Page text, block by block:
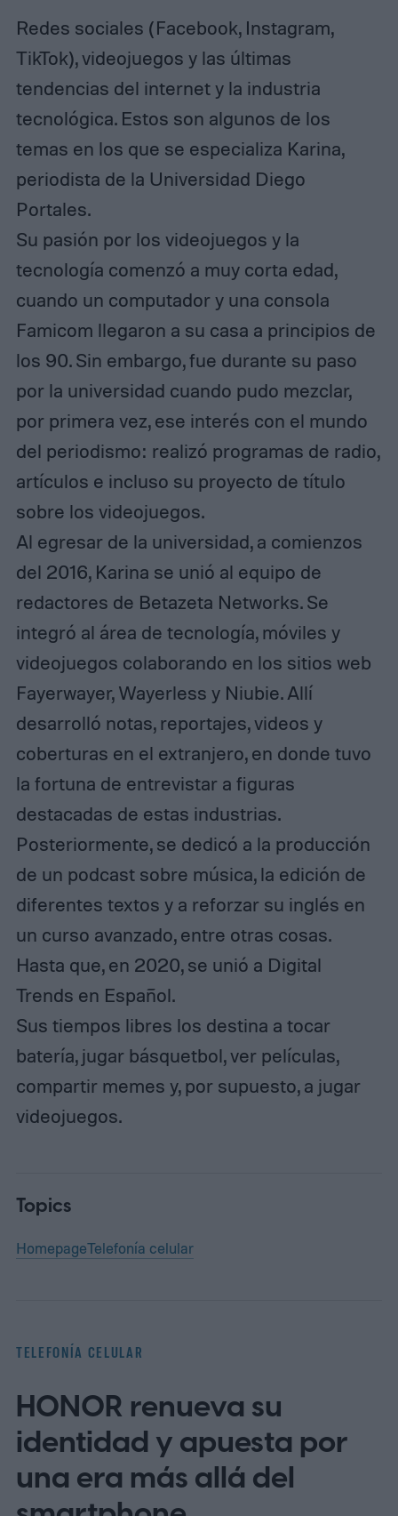
Redes sociales (Facebook, Instagram,
TikTok), videojuegos y las últimas
tendencias del internet y la industria
tecnológica. Estos son algunos de los
temas en los que se especializa Karina,
periodista de la Universidad Diego
Portales.
Su pasión por los videojuegos y la
tecnología comenzó a muy corta edad,
cuando un computador y una consola
Famicom llegaron a su casa a principios de
los 90. Sin embargo, fue durante su paso
por la universidad cuando pudo mezclar,
por primera vez, ese interés con el mundo
del periodismo: realizó programas de radio,
artículos e incluso su proyecto de título
sobre los videojuegos.
Al egresar de la universidad, a comienzos
del 2016, Karina se unió al equipo de
redactores de Betazeta Networks. Se
integró al área de tecnología, móviles y
videojuegos colaborando en los sitios web
Fayerwayer, Wayerless y Niubie. Allí
desarrolló notas, reportajes, videos y
coberturas en el extranjero, en donde tuvo
la fortuna de entrevistar a figuras
destacadas de estas industrias.
Posteriormente, se dedicó a la producción
de un podcast sobre música, la edición de
diferentes textos y a reforzar su inglés en
un curso avanzado, entre otras cosas.
Hasta que, en 2020, se unió a Digital
Trends en Español.
Sus tiempos libres los destina a tocar
batería, jugar básquetbol, ver películas,
compartir memes y, por supuesto, a jugar
videojuegos.
Topics
HomepageTelefonía celular
TELEFONÍA CELULAR
HONOR renueva su
identidad y apuesta por
una era más allá del